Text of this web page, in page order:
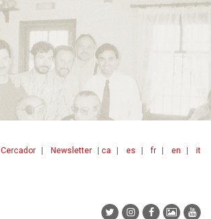
ca es fr en it
Cercador Newsletter